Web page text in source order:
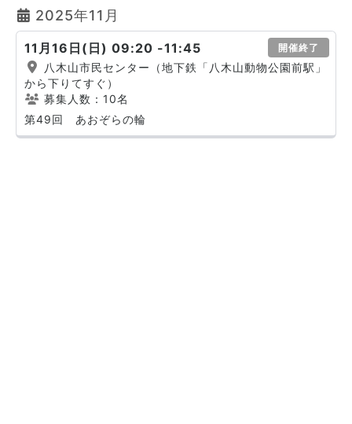
2025年11月
11月16日(日) 09:20 -11:45 開催終了
八木山市民センター（地下鉄「八木山動物公園前駅」
から下りてすぐ）
募集人数：10名
第49回 あおぞらの輪